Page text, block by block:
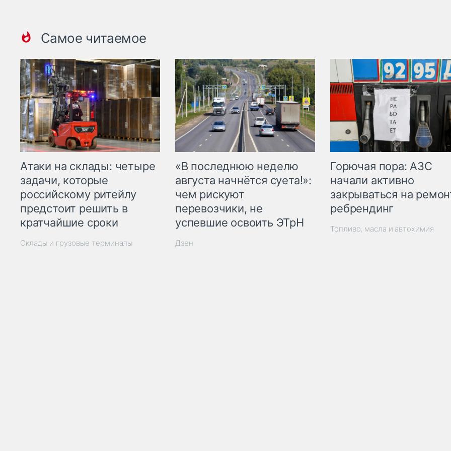
Самое читаемое
Атаки на склады: четыре
задачи, которые
российскому ритейлу
предстоит решить в
кратчайшие сроки
Склады и грузовые терминалы
«В последнюю неделю
августа начнётся суета!»:
чем рискуют
перевозчики, не
успевшие освоить ЭТрН
Дзен
Горючая пора: АЗС
начали активно
закрываться на
ребрендинг
Топливо, масла и автохимия